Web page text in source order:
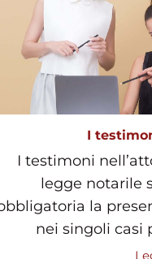
I
I testimoni
legge notarile
la
nei singoli casi